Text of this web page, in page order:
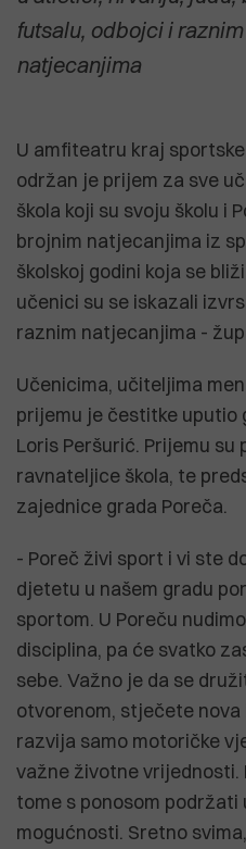
futsalu, odbojci i
natjecanjima
U amfiteatru kraj
održan je prijem za sve
škola koji su svoju školu i
brojnim natjecanjima iz
školskoj godini koja se
učenici su se iskazali
raznim natjecanjima -
Učenicima, učiteljima
prijemu je čestitke uputio
Loris Peršurić. Prijemu su
ravnateljice škola, te
zajednice grada Poreča.
- Poreč živi sport i vi ste
djetetu u našem gradu
sportom. U Poreču
disciplina, pa će svatko
sebe. Važno je da se
otvorenom, stječete
razvija samo motoričke
važne životne vrijednosti.
tome s ponosom podržati
mogućnosti. Sretno